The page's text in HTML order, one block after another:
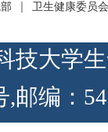
卫生健康委员会
技大学
,邮编：